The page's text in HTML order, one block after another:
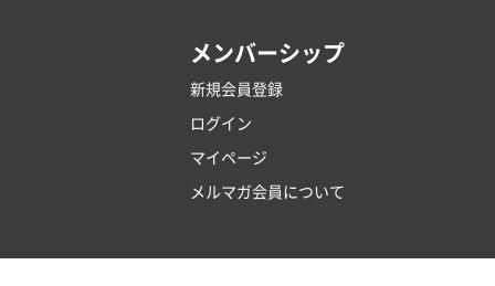
メンバーシップ
新規会員登録
ログイン
マイページ
メルマガ会員について